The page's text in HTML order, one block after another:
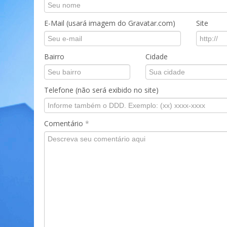
E-Mail (usará imagem do Gravatar.com) Site
Bairro Cidade
Telefone (não será exibido no site)
Comentário *